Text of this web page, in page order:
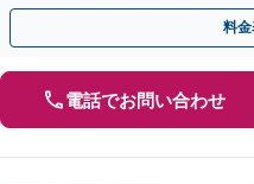
熟知し、最適な解決策をご提案」
料
電話でお問い合わせ